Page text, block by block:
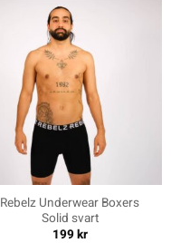
Rebelz Underwear Boxers
Solid svart
199kr